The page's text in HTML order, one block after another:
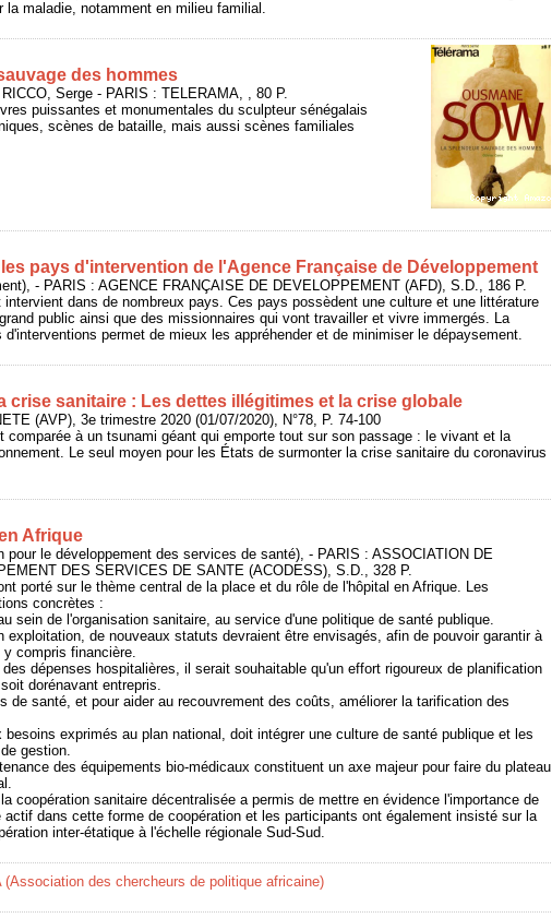
maladie, notamment en milieu familial.
des hommes
Serge - PARIS : TELERAMA, , 80 P.
puissantes et monumentales du sculpteur sénégalais
scènes de bataille, mais aussi scènes familiales
pays d'intervention de l'Agence Française de Développement
- PARIS : AGENCE FRANÇAISE DE DEVELOPPEMENT (AFD), S.D., 186 P.
intervient dans de nombreux pays. Ces pays possèdent une culture et une littérature
public ainsi que des missionnaires qui vont travailler et vivre immergés. La
permet de mieux les appréhender et de minimiser le dépaysement.
crise sanitaire : Les dettes illégitimes et la crise globale
(AVP), 3e trimestre 2020 (01/07/2020), N°78, P. 74-100
comparée à un tsunami géant qui emporte tout sur son passage : le vivant et la
Le seul moyen pour les États de surmonter la crise sanitaire du coronavirus
Afrique
le développement des services de santé), - PARIS : ASSOCIATION DE
DES SERVICES DE SANTE (ACODESS), S.D., 328 P.
porté sur le thème central de la place et du rôle de l'hôpital en Afrique. Les
concrètes :
sein de l'organisation sanitaire, au service d'une politique de santé publique.
exploitation, de nouveaux statuts devraient être envisagés, afin de pouvoir garantir à
compris financière.
dépenses hospitalières, il serait souhaitable qu'un effort rigoureux de planification
dorénavant entrepris.
de santé, et pour aider au recouvrement des coûts, améliorer la tarification des
exprimés au plan national, doit intégrer une culture de santé publique et les
gestion.
des équipements bio-médicaux constituent un axe majeur pour faire du plateau
coopération sanitaire décentralisée a permis de mettre en évidence l'importance de
actif dans cette forme de coopération et les participants ont également insisté sur la
inter-étatique à l'échelle régionale Sud-Sud.
(Association des chercheurs de politique africaine)